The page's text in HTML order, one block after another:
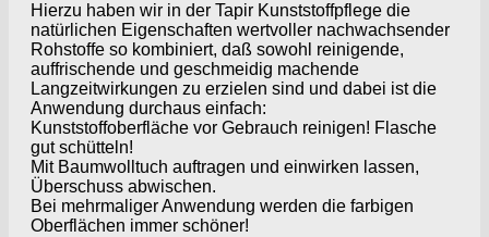
Hierzu haben wir in der Tapir Kunststoffpflege die
natürlichen Eigenschaften wertvoller nachwachsender
Rohstoffe so kombiniert, daß sowohl reinigende,
auffrischende und geschmeidig machende
Langzeitwirkungen zu erzielen sind und dabei ist die
Anwendung durchaus einfach:
Kunststoffoberfläche vor Gebrauch reinigen! Flasche
gut schütteln!
Mit Baumwolltuch auftragen und einwirken lassen,
Überschuss abwischen.
Bei mehrmaliger Anwendung werden die farbigen
Oberflächen immer schöner!